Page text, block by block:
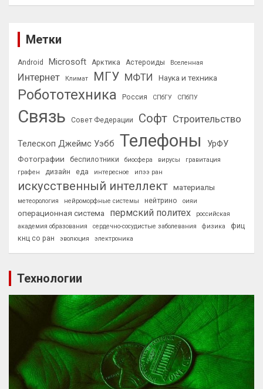
Метки
Android Microsoft Арктика Астероиды Вселенная
Интернет Климат МГУ МФТИ Наука и техника
Робототехника Россия СПбГУ СПбПУ
Связь Совет Федерации Софт Строительство
Телескоп Джеймс Уэбб Телефоны УрФУ
Фотографии беспилотники биосфера вирусы
гравитация
графен
дизайн еда интересное ипээ ран
искусственный интеллект материалы
метеорология нейроморфные системы нейтрино оияи
операционная система пермский политех
российская
академия образования
сердечно-сосудистые заболевания физика
фиц
кнц со ран
эволюция электроника
Технологии